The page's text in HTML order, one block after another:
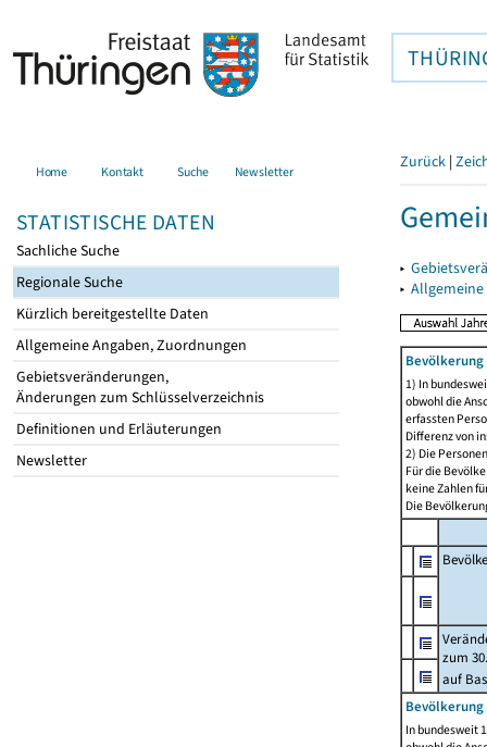
Home Kontakt Suche Newsletter
STATISTISCHE DATEN
Sachliche Suche
Regionale Suche
Kürzlich bereitgestellte Daten
Allgemeine Angaben, Zuordnungen
Gebietsveränderungen,
Änderungen zum Schlüsselverzeichnis
Definitionen und Erläuterungen
Newsletter
Zurück |
▸
▸
1) In
obwohl die
erfassten
Differenz von
2) Die
Für die
keine Zahlen
Die
zum
auf
Bevölkerung
In bundesweit